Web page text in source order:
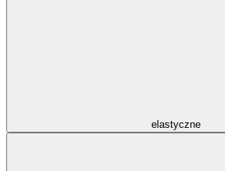
elastyczne